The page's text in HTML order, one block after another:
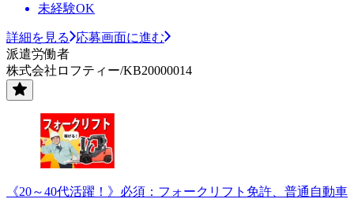
未経験OK
詳細を見る
応募画面に進む
派遣労働者
株式会社ロフティー/KB20000014
《20～40代活躍！》必須：フォークリフト免許、普通自動車